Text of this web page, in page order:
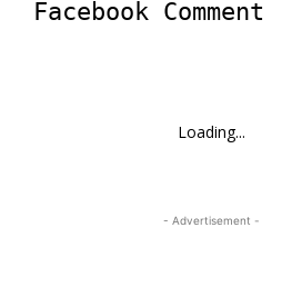
Facebook Comment
Loading...
- Advertisement -